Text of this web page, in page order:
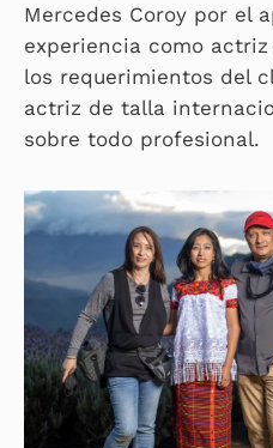
Mercedes Coroy por el
experiencia como
los requerimientos del
actriz de talla
sobre todo profesional.